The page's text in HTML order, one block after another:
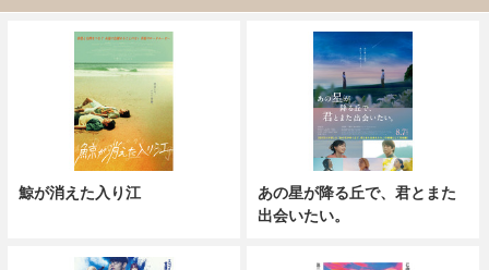
鯨が消えた入り江
あの星が降る丘で、君とまた
出会いたい。